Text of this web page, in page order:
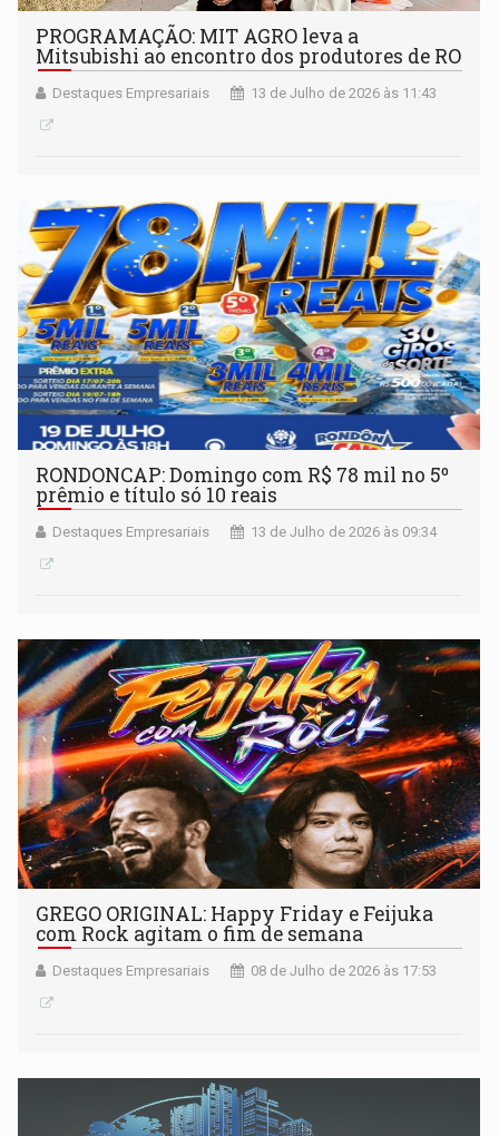
PROGRAMAÇÃO: MIT AGRO leva a
Mitsubishi ao encontro dos produtores de RO
Destaques Empresariais 13 de Julho de 2026 às 11:43
RONDONCAP: Domingo com R$ 78 mil no 5º
prêmio e título só 10 reais
Destaques Empresariais 13 de Julho de 2026 às 09:34
GREGO ORIGINAL: Happy Friday e Feijuka
com Rock agitam o fim de semana
Destaques Empresariais 08 de Julho de 2026 às 17:53